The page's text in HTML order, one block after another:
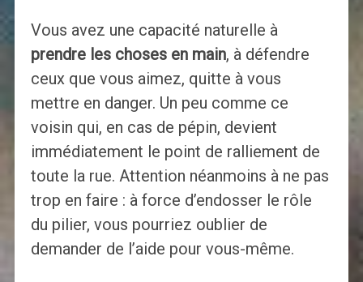
Vous avez une capacité naturelle à
prendre les choses en main, à défendre
ceux que vous aimez, quitte à vous
mettre en danger. Un peu comme ce
voisin qui, en cas de pépin, devient
immédiatement le point de ralliement de
toute la rue. Attention néanmoins à ne pas
trop en faire : à force d’endosser le rôle
du pilier, vous pourriez oublier de
demander de l’aide pour vous-même.